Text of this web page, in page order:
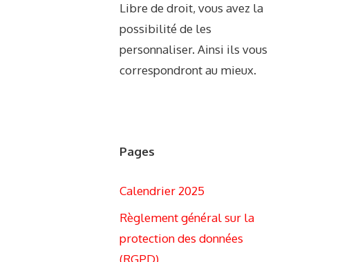
Libre de droit, vous avez la
possibilité de les
personnaliser. Ainsi ils vous
correspondront au mieux.
Pages
Calendrier 2025
Règlement général sur la
protection des données
(RGPD)